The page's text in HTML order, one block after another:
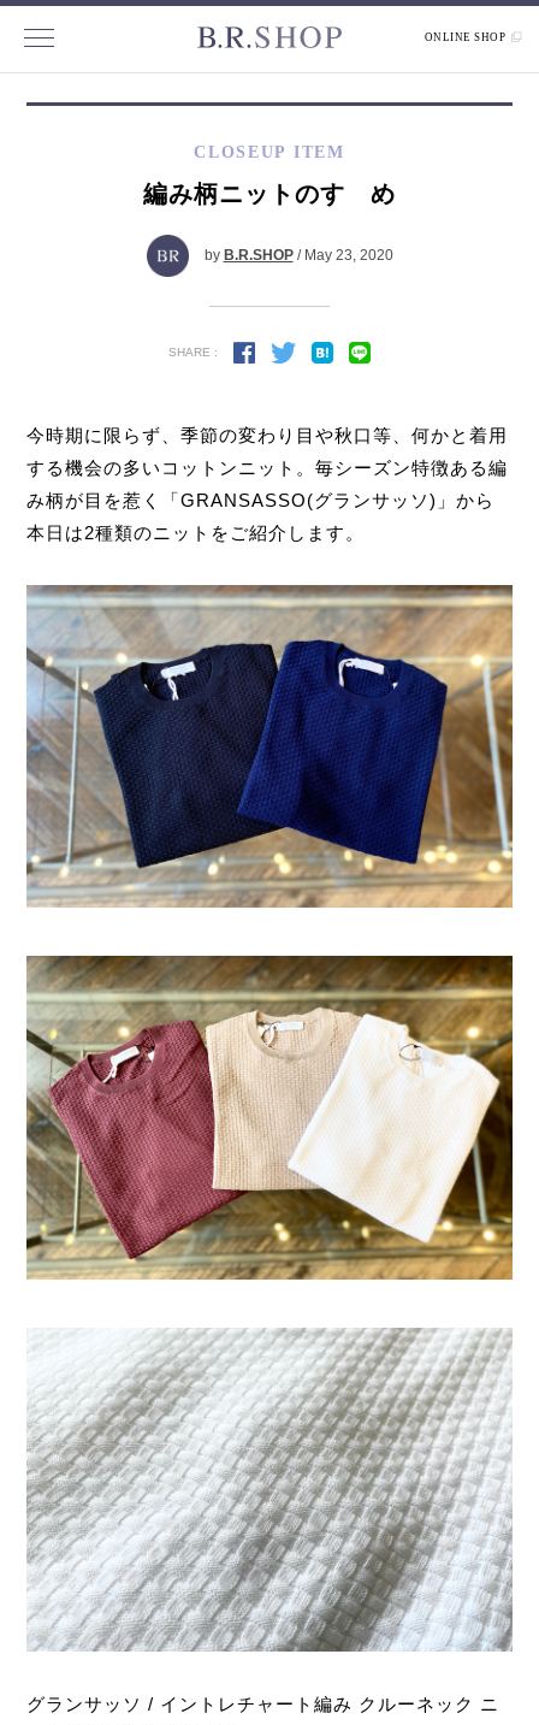
ONLINE SHOP
CLOSEUP ITEM
編み柄ニットのすゝめ
by B.R.SHOP/ May 23, 2020
SHARE :
今時期に限らず、季節の変わり目や秋口等、何かと着用
する機会の多いコットンニット。毎シーズン特徴ある編
み柄が目を惹く「GRANSASSO(グランサッソ)」から
本日は2種類のニットをご紹介します。
グランサッソ / イントレチャート編み クルーネック ニ